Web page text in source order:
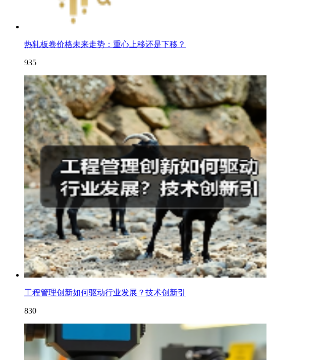
热轧板卷价格未来走势：重心上移还是下移？
935
工程管理创新如何驱动行业发展？技术创新引
830